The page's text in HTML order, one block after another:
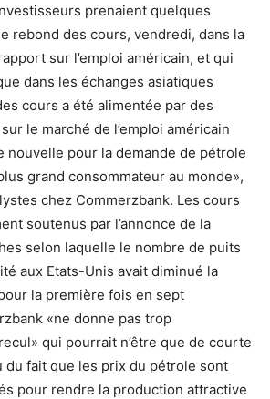
prenaient quelques
rebond des cours, vendredi, dans la
sur l’emploi américain, et qui
dans les échanges asiatiques
cours a été alimentée par des
le marché de l’emploi américain
nouvelle pour la demande de pétrole
grand consommateur au monde»,
chez Commerzbank. Les cours
soutenus par l’annonce de la
selon laquelle le nombre de puits
aux Etats-Unis avait diminué la
la première fois en sept
«ne donne pas trop
qui pourrait n’être que de courte
du fait que les prix du pétrole sont
pour rendre la production attractive